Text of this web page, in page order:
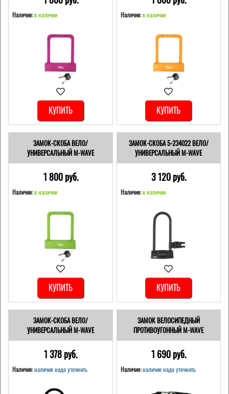
Наличие:в наличии
КУПИТЬ
Наличие: в наличии
КУПИТЬ
ЗАМОК-СКОБА ВЕЛО/
УНИВЕРСАЛЬНЫЙ M-WAVE
1 800 pуб.
Наличие:в наличии
КУПИТЬ
ЗАМОК-СКОБА 5-234022 ВЕЛО/
УНИВЕРСАЛЬНЫЙ M-WAVE
3 120 pуб.
Наличие: в наличии
КУПИТЬ
ЗАМОК-СКОБА ВЕЛО/
УНИВЕРСАЛЬНЫЙ M-WAVE
1 378 pуб.
Наличие:наличие надо уточнить
ЗАМОК ВЕЛОСИПЕДНЫЙ
ПРОТИВОУГОННЫЙ M-WAVE
1 690 pуб.
Наличие: наличие надо уточнить